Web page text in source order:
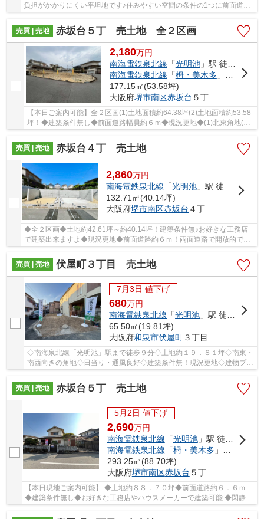
負担がかかりにくい平坦地です♪住みやすい空間の条件の1つに前面道路
が6m以上あるところを入れてみては♪堺市南区エ...
売買 | 売地
赤坂台５丁 売土地 全２区画
2,180万円
南海電鉄泉北線 「光明池」駅 徒歩28分
南海電鉄泉北線 「栂・美木多 」駅 徒歩32分
177.15㎡(53.58坪)
大阪府堺市南区赤坂台 ５丁
【本日ご案内可能】全２区画(1)土地面積約64.38坪(2)土地面積約53.58
坪！◆建築条件無し◆前面道路幅員約６ｍ◆現況更地◆(1)北東角地(2)
東向き
売買 | 売地
赤坂台４丁 売土地
2,860万円
南海電鉄泉北線 「光明池 」駅 徒歩20分
132.71㎡(40.14坪)
大阪府堺市南区赤坂台 ４丁
◆全２区画◆土地約42.61坪～約40.14坪！建築条件無♪お好きな工務店
で建築出来ますよ◆現況更地◆前面道路約６ｍ！両面道路で開放的です
◆南海泉北線「光明池」駅まで徒歩２０分◆
売買 | 売地
伏屋町３丁目 売土地
7月3日 値下げ
680万円
南海電鉄泉北線 「光明池 」駅 徒歩9分
65.50㎡(19.81坪)
大阪府和泉市伏屋町３丁目
◇南海泉北線「光明池」駅まで徒歩９分◇土地約１９．８１坪◇南東・
南西向きの角地◇日当り・通風良好◇建築条件無！現況更地◇建物プラ
売買 | 売地
赤坂台５丁 売土地
5月2日 値下げ
2,690万円
南海電鉄泉北線 「光明池」駅 徒歩32分
南海電鉄泉北線 「栂・美木多 」駅 徒歩30分
293.25㎡(88.70坪)
大阪府堺市南区赤坂台 ５丁
【本日現地ご案内可能】 ◆土地約８８．７０坪◆前面道路約６．６ｍ
◆建築条件無し◆お好きな工務店やハウスメーカーで建築可能 ◆閑静な